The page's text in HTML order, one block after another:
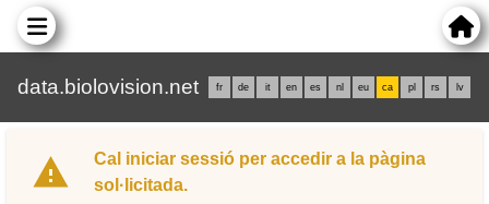
data.biolovision.net fr de it en es nl eu ca pl rs lv
Cal iniciar sessió per accedir a la pàgina
sol·licitada.